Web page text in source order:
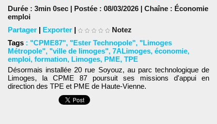
Durée : 3min 0sec | Postée : 08/03/2026 | Chaîne : Économie
emploi
Partager | Exporter |
Notez
Tags : "CPME87", "Ester Technopole", "Limoges
Métropole", "ville de limoges", 7ALimoges, économie,
emploi, formation, Limoges, PME, TPE
Désormais installée 20 rue Soyouz, au parc technologique de
Limoges, la CPME 87 poursuit ses missions d'appui en
direction des TPE et PME de Haute-Vienne.